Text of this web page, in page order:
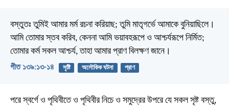
বস্তুতঃ তুমিই আমার মর্ম রচনা করিয়াছ; তুমি মাতৃগর্ভে আমাকে বুনিয়াছিলে।
আমি তোমার স্তব করিব, কেননা আমি ভয়াবহরূপে ও আশ্চর্যরূপে নির্মিত;
তোমার কর্ম সকল আশ্চর্য, তাহা আমার প্রাণ বিলক্ষণ জানে।
গীত ১৩৯:১৩-১৪ সৃষ্টি অলৌকিক ঘটনা প্রাণ
পরে স্বর্গে ও পৃথিবীতে ও পৃথিবীর নিচে ও সমুদ্রের উপরে যে সকল সৃষ্ট বস্তু,